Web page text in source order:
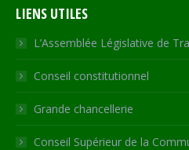
opens
in
new
window
opens
in
new
window
opens
in
new
window
in
new
window
opens
in
new
LIENS UTILES
L’Assemblée Législative de
Conseil constitutionnel
Grande chancellerie
Conseil Supérieur de la